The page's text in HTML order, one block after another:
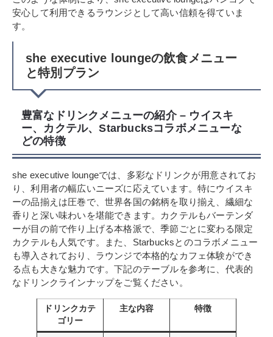
安心して利用できるラウンジとして高い信頼を得ていま
す。
she executive loungeの飲食メニュー
と特別プラン
豊富なドリンクメニューの紹介 – ウイスキ
ー、カクテル、Starbucksコラボメニューな
どの特徴
she executive loungeでは、多彩なドリンクが用意されてお
り、利用者の幅広いニーズに応えています。特にウイスキ
ーの品揃えは圧巻で、世界各国の銘柄を取り揃え、繊細な
香りと深い味わいを堪能できます。カクテルもバーテンダ
ーが目の前で作り上げる本格派で、季節ごとに変わる限定
カクテルも人気です。また、Starbucksとのコラボメニュー
も導入されており、ラウンジで本格的なカフェ体験ができ
る点も大きな魅力です。下記のテーブルを参考に、代表的
なドリンクラインナップをご覧ください。
ドリンクカテ
ゴリー
主な内容 特徴